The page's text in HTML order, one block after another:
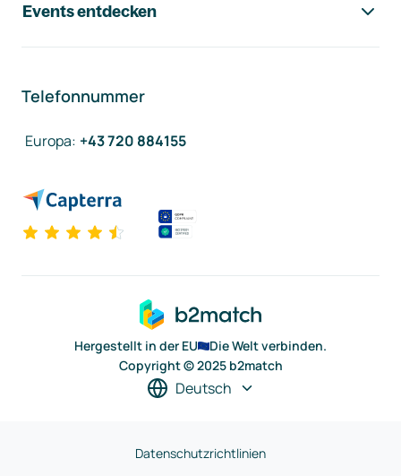
Events entdecken
Telefonnummer
Europa: +43 720 884155
Hergestellt in der EU
Die Welt verbinden.
Copyright © 2025 b2match
Deutsch
Datenschutzrichtlinien